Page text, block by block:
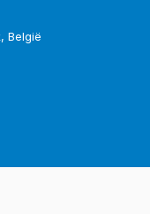
België